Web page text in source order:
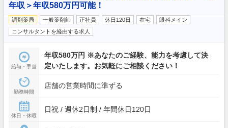
年収＞年収580万円可能！
調剤薬局 一般薬剤師 正社員 休日120日 在宅
眼科メイン
コンサルタントを経由する求人
給与・手当
年収580万円 ※あなたのご経験、能力を考慮して決
定いたします。お気軽にご相談ください！
勤務時間
店舗の営業時間に準ずる
休日・休暇
日祝 / 週休2日制 / 年間休日120日